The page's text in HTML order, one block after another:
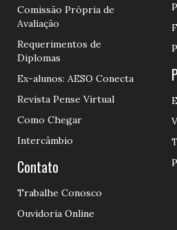
Comissão Própria de
Avaliação
Requerimentos de
Diplomas
Ex-alunos: AESO Conecta
Revista Pense Virtual
Como Chegar
Intercâmbio
Contato
Trabalhe Conosco
Ouvidoria Online